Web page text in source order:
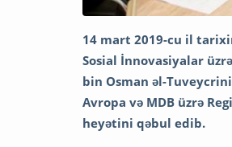
14 mart 2019-cu il
Sosial İnnovasiyalar
bin Osman əl-
Avropa və MDB üzrə
heyətini qəbul edib.